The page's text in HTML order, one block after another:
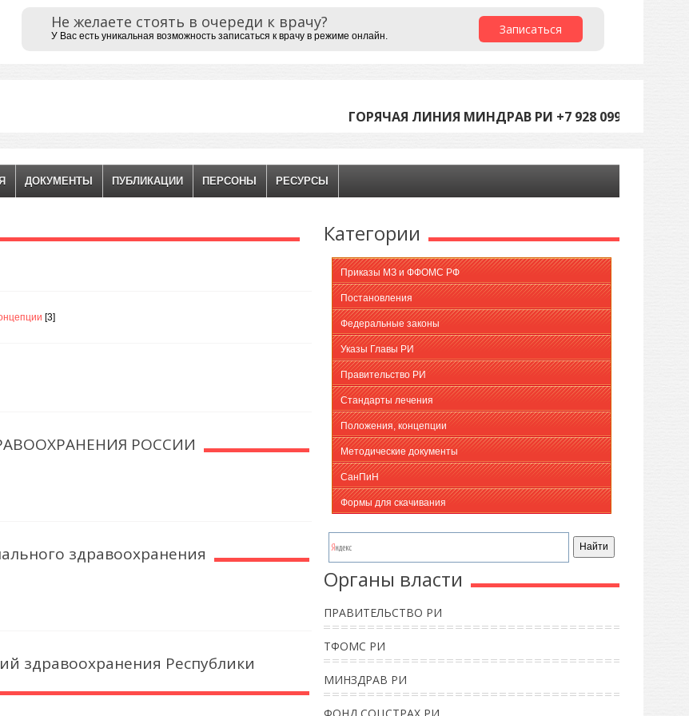
Записаться
Не желаете стоять в очереди к врачу?
У Вас есть уникальная возможность записаться к врачу в режиме онлайн.
ГОРЯЧАЯ ЛИНИЯ МИНДРАВ РИ +7 928 099-05-45 (С
ДОКУМЕНТЫ ПУБЛИКАЦИИ ПЕРСОНЫ РЕСУРСЫ
[3]
РОССИИ
здравоохранения
здравоохранения Республики
Категории
Приказы МЗ и ФФОМС РФ
Постановления
Федеральные законы
Указы Главы РИ
Правительство РИ
Стандарты лечения
Положения, концепции
Методические документы
СанПиН
Формы для скачивания
Органы власти
ПРАВИТЕЛЬСТВО РИ
ТФОМС РИ
МИНЗДРАВ РИ